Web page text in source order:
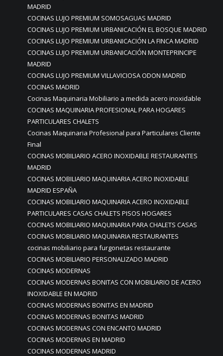
MADRID
COCINAS LUJO PREMIUM SOMOSAGUAS MADRID
COCINAS LUJO PREMIUM URBANICACIÓN EL BOSQUE MADRID
COCINAS LUJO PREMIUM URBANICACIÓN LA FINCA MADRID
COCINAS LUJO PREMIUM URBANICACIÓN MONTEPRINCIPE
MADRID
COCINAS LUJO PREMIUM VILLAVICIOSA ODON MADRID
COCINAS MADRID
Cocinas Maquinaria Mobiliario a medida acero inoxidable
COCINAS MAQUINARIA PROFESIONAL PARA HOGARES
PARTICULARES CHALETS
Cocinas Maquinaria Profesional para Particulares Cliente
Final
COCINAS MOBILIARIO ACERO INOXIDABLE RESTAURANTES
MADRID
COCINAS MOBILIARIO MAQUINARIA ACERO INOXIDABLE
MADRID ESPAÑA
COCINAS MOBILIARIO MAQUINARIA ACERO INOXIDABLE
PARTICULARES CASAS CHALETS PISOS HOGARES
COCINAS MOBILIARIO MAQUINARIA PARA CHALETS CASAS
COCINAS MOBILIARIO MAQUINARIA RESTAURANTES
cocinas mobiliario para furgonetas restaurante
COCINAS MOBILIARIO PERSONALIZADO MADRID
COCINAS MODERNAS
COCINAS MODERNAS BONITAS CON MOBILIARIO DE ACERO
INOXIDABLE EN MADRID
COCINAS MODERNAS BONITAS EN MADRID
COCINAS MODERNAS BONITAS MADRID
COCINAS MODERNAS CON ENCANTO MADRID
COCINAS MODERNAS EN MADRID
COCINAS MODERNAS MADRID